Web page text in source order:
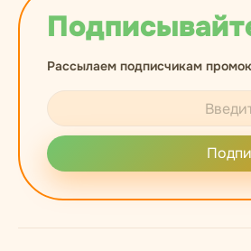
Рассылаем подписчикам